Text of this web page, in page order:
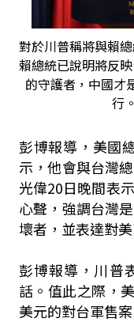
對於川普稱將與賴
賴總統已說明將反
的守護者，中國才
行
彭博報導，美國
示，他會與台灣
光偉20日晚間表
心聲，強調台灣
壞者，並表達對
彭博報導，川普
話。值此之際，
美元的對台軍售案